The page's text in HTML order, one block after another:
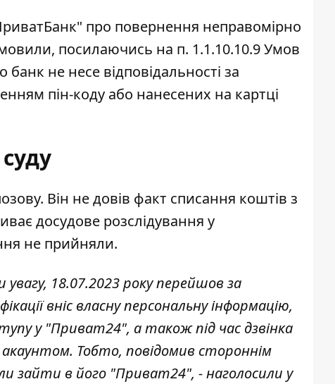
про повернення неправомірно
посилаючись на п. 1.1.10.10.9 Умов
не несе відповідальності за
пін-коду або нанесених на картці
Він не довів факт списання коштів з
досудове розслідування у
не прийняли.
увагу, 18.07.2023 року перейшов за
вніс власну персональну інформацію,
у "Приват24", а також під час дзвінка
Тобто, повідомив стороннім
зайти в його "Приват24", - наголосили у